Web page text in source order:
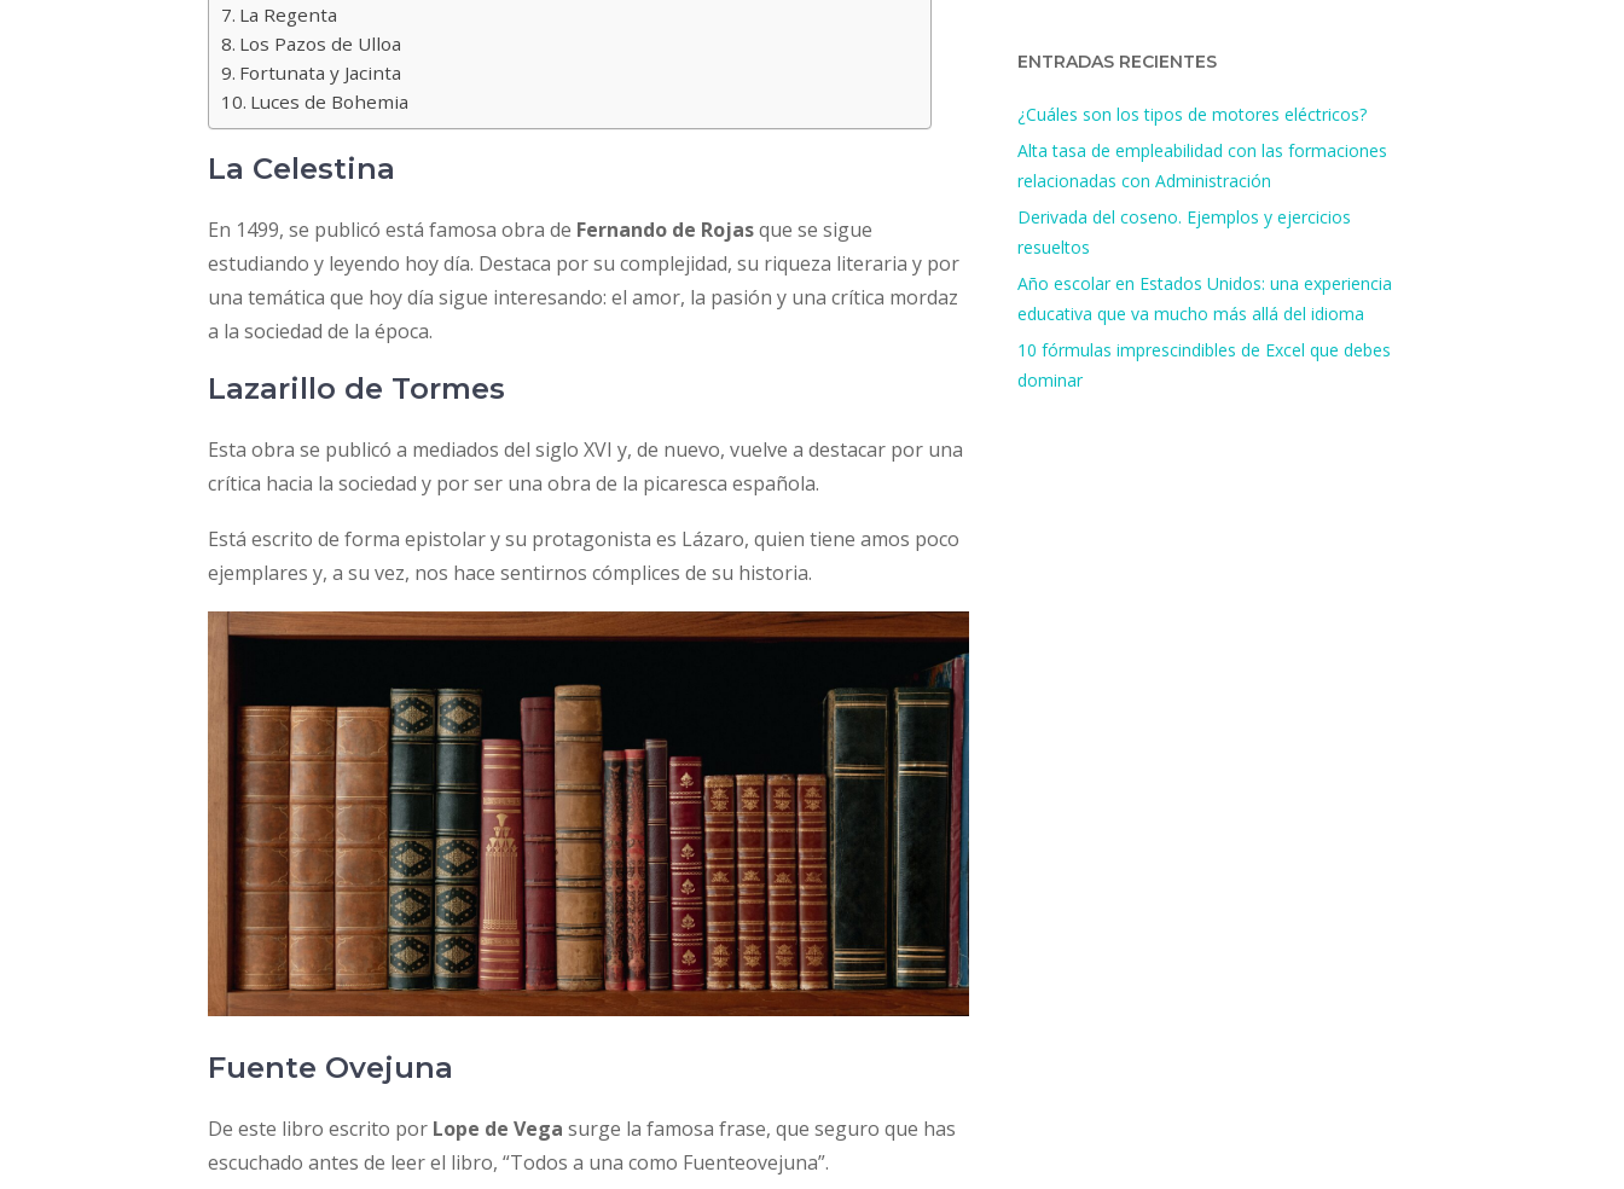
La Regenta
Los Pazos de Ulloa
Fortunata y Jacinta
Luces de Bohemia
La Celestina
En 1499, se publicó está famosa obra de Fernando de Rojasque se sigue
estudiando y leyendo hoy día. Destaca por su complejidad, su riqueza literaria y por
una temática que hoy día sigue interesando: el amor, la pasión y una crítica mordaz
a la sociedad de la época.
Lazarillo de Tormes
Esta obra se publicó a mediados del siglo XVI y, de nuevo, vuelve a destacar por una
crítica hacia la sociedad y por ser una obra de la picaresca española.
Está escrito de forma epistolar y su protagonista es Lázaro, quien tiene amos poco
ejemplares y, a su vez, nos hace sentirnos cómplices de su historia.
Fuente Ovejuna
De este libro escrito por Lope de Vega surge la famosa frase, que seguro que has
escuchado antes de leer el libro, “Todos a una como Fuenteovejuna”.
ENTRADAS RECIENTES
¿Cuáles son los tipos de motores eléctricos?
Alta tasa de empleabilidad con las formaciones
relacionadas con Administración
Derivada del coseno. Ejemplos y ejercicios
resueltos
Año escolar en Estados Unidos: una experiencia
educativa que va mucho más allá del idioma
10 fórmulas imprescindibles de Excel que debes
dominar